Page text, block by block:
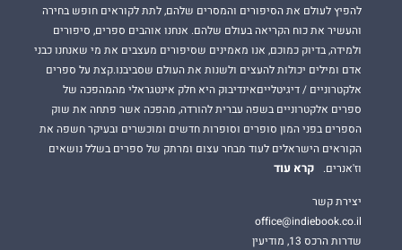
להפיץ לעולם את הסיפורים והמסרים שלהם, לתת לקוראים חופש בחירה
והעשיר את כוח הקריאה בעולם שלהם. אנחנו אוהבים ספרים, סיפורים
ולמידה, בדיוק כמוכם, אנו מאמינים שסיפורים מעצבים את מי שאנחנו כבני
אדם ומילים יכולות להעצים ולשנות את העולם שסביבנו.קצת על ספרים
אלקטרוניים / דיגיטלייםאינדיבוק היא חלק אינטגראלי מהמהפכה של
ספרים אלקטרוניים בשפה עברית להורדה, מהפכה אשר פתחה את שוק
הספרים בפני המון סופרים וסופרות חדשים ומוכשרים ובעיקר חשפה את
הקוראים הישראלים לעוד מבחר עצום ומרתק של ספרים בשלל נושאים
וז'אנרים.
קרא עוד
יצירת קשר
office@indiebook.co.il
שדרות הרכס 13, מודיעין